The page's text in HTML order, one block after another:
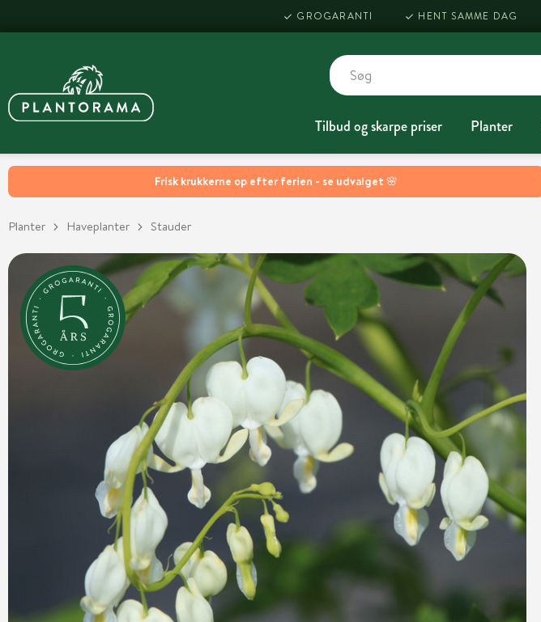
Frisk krukkerne op efter ferien - se udvalget 🌸
GROGARANTI HENT SAMME DAG
Tilbud og skarpe priser Planter
Planter Haveplanter Stauder